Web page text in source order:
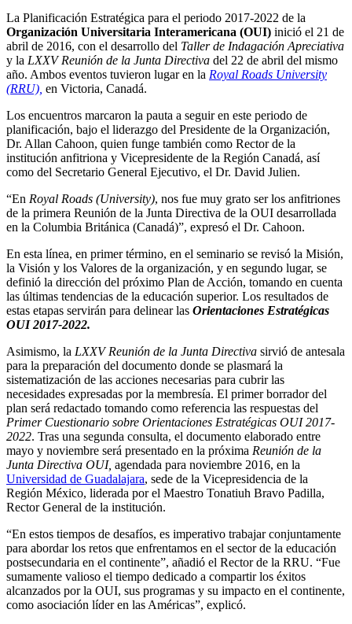
La Planificación Estratégica para el periodo 2017-2022 de la
Organización Universitaria Interamericana (OUI) inició el 21 de
abril de 2016, con el desarrollo del Taller de Indagación Apreciativa
y la LXXV Reunión de la Junta Directiva del 22 de abril del mismo
año. Ambos eventos tuvieron lugar en la Royal Roads University
(RRU), en Victoria, Canadá.
Los encuentros marcaron la pauta a seguir en este periodo de
planificación, bajo el liderazgo del Presidente de la Organización,
Dr. Allan Cahoon, quien funge también como Rector de la
institución anfitriona y Vicepresidente de la Región Canadá, así
como del Secretario General Ejecutivo, el Dr. David Julien.
“En Royal Roads (University), nos fue muy grato ser los anfitriones
de la primera Reunión de la Junta Directiva de la OUI desarrollada
en la Columbia Británica (Canadá)”, expresó el Dr. Cahoon.
En esta línea, en primer término, en el seminario se revisó la Misión,
la Visión y los Valores de la organización, y en segundo lugar, se
definió la dirección del próximo Plan de Acción, tomando en cuenta
las últimas tendencias de la educación superior. Los resultados de
estas etapas servirán para delinear las Orientaciones Estratégicas
OUI 2017-2022.
Asimismo, la LXXV Reunión de la Junta Directiva sirvió de antesala
para la preparación del documento donde se plasmará la
sistematización de las acciones necesarias para cubrir las
necesidades expresadas por la membresía. El primer borrador del
plan será redactado tomando como referencia las respuestas del
Primer Cuestionario sobre Orientaciones Estratégicas OUI 2017-
2022. Tras una segunda consulta, el documento elaborado entre
mayo y noviembre será presentado en la próxima Reunión de la
Junta Directiva OUI, agendada para noviembre 2016, en la
Universidad de Guadalajara, sede de la Vicepresidencia de la
Región México, liderada por el Maestro Tonatiuh Bravo Padilla,
Rector General de la institución.
“En estos tiempos de desafíos, es imperativo trabajar conjuntamente
para abordar los retos que enfrentamos en el sector de la educación
postsecundaria en el continente”, añadió el Rector de la RRU. “Fue
sumamente valioso el tiempo dedicado a compartir los éxitos
alcanzados por la OUI, sus programas y su impacto en el continente,
como asociación líder en las Américas”, explicó.